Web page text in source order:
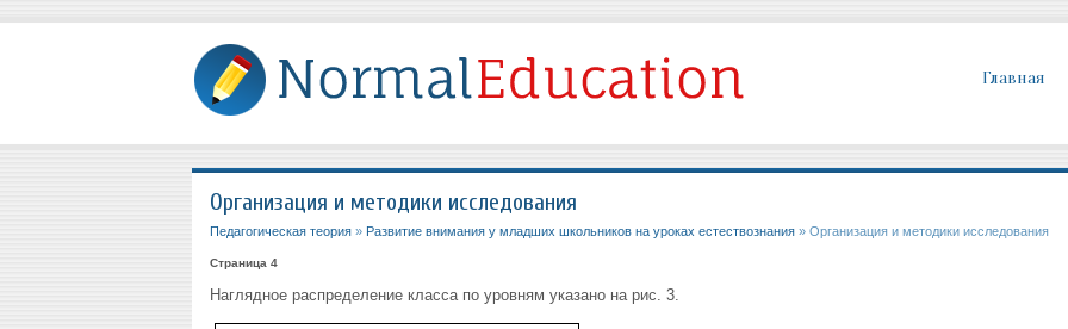
Главная
Организация и методики исследования
Педагогическая теория» Развитие внимания у младших школьников на уроках естествознания» Организация и методики исследования
Страница 4
Наглядное распределение класса по уровням указано на рис. 3.